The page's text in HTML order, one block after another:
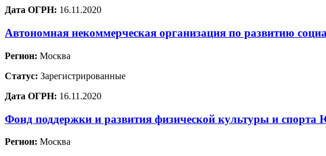
Дата ОГРН: 16.11.2020
Автономная некоммерческая организация по развитию
Регион: Москва
Статус: Зарегистрированные
Дата ОГРН: 16.11.2020
Фонд поддержки и развития физической культуры и спорта
Регион: Москва